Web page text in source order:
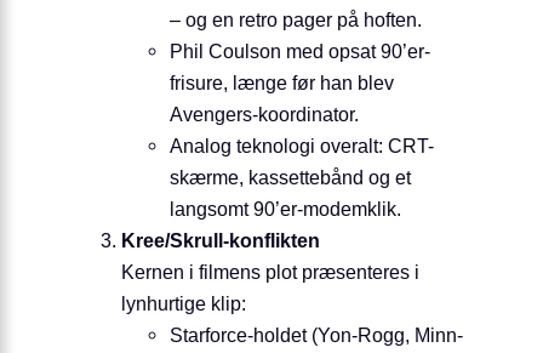
– og en retro pager på hoften.
Phil Coulson med opsat 90’er-
frisure, længe før han blev
Avengers-koordinator.
Analog teknologi overalt: CRT-
skærme, kassettebånd og et
langsomt 90’er-modemklik.
Kree/Skrull-konflikten
Kernen i filmens plot præsenteres i
lynhurtige klip:
Starforce-holdet (Yon-Rogg, Minn-